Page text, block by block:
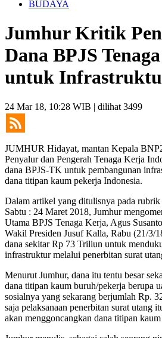
BUDAYA
Jumhur Kritik
Dana BPJS
untuk
24 Mar 18, 10:28 WIB | dilihat 3499
JUMHUR Hidayat, mantan Kepala
Penyalur dan Pengerah Tenaga Kerja
dana BPJS-TK untuk pembangunan
dana titipan kaum pekerja Indonesia.
Dalam artikel yang ditulisnya pada
Sabtu : 24 Maret 2018, Jumhur
Utama BPJS Tenaga Kerja, Agus
Wakil Presiden Jusuf Kalla, Rabu (21/3/
dana sekitar Rp 73 Triliun untuk
infrastruktur melalui penerbitan surat
Menurut Jumhur, dana itu tentu besar
dana titipan kaum buruh/pekerja berupa
sosialnya yang sekarang berjumlah Rp.
saja pelaksanaan penerbitan surat utang
akan menggoncangkan dana titipan